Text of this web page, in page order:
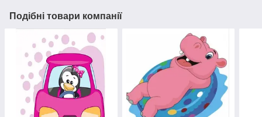
Подібні товари компанії